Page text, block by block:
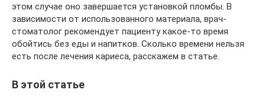
этом случае оно завершается установкой пломбы. В
зависимости от использованного материала, врач-
стоматолог рекомендует пациенту какое-то время
обойтись без еды и напитков. Сколько времени нельзя
есть после лечения кариеса, расскажем в статье.
В этой статье